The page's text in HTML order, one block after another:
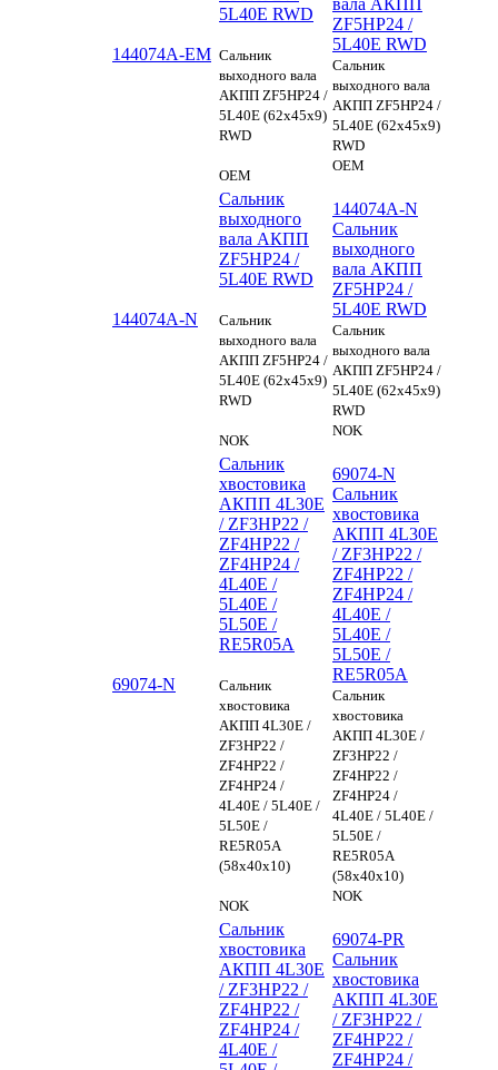
144074A-EM
5L40E RWD
Сальник
выходного вала
АКПП ZF5HP24 /
5L40E (62х45х9)
RWD
OEM
ZF5HP24 /
5L40E RWD
Сальник
выходного вала
АКПП ZF5HP24 /
5L40E (62х45х9)
RWD
OEM
144074A-N
Сальник
выходного
вала АКПП
ZF5HP24 /
5L40E RWD
Сальник
выходного вала
АКПП ZF5HP24 /
5L40E (62х45х9)
RWD
NOK
144074A-N
Сальник
выходного
вала АКПП
ZF5HP24 /
5L40E RWD
Сальник
выходного вала
АКПП ZF5HP24 /
5L40E (62х45х9)
RWD
NOK
69074-N
Сальник
хвостовика
АКПП 4L30E
/ ZF3HP22 /
ZF4HP22 /
ZF4HP24 /
4L40E /
5L40E /
5L50E /
RE5R05A
Сальник
хвостовика
АКПП 4L30E /
ZF3HP22 /
ZF4HP22 /
ZF4HP24 /
4L40E / 5L40E /
5L50E /
RE5R05A
(58x40x10)
NOK
69074-N
Сальник
хвостовика
АКПП 4L30E
/ ZF3HP22 /
ZF4HP22 /
ZF4HP24 /
4L40E /
5L40E /
5L50E /
RE5R05A
Сальник
хвостовика
АКПП 4L30E /
ZF3HP22 /
ZF4HP22 /
ZF4HP24 /
4L40E / 5L40E /
5L50E /
RE5R05A
(58x40x10)
NOK
Сальник
хвостовика
АКПП 4L30E
/ ZF3HP22 /
ZF4HP22 /
ZF4HP24 /
4L40E /
69074-PR
Сальник
хвостовика
АКПП 4L30E
/ ZF3HP22 /
ZF4HP22 /
ZF4HP24 /